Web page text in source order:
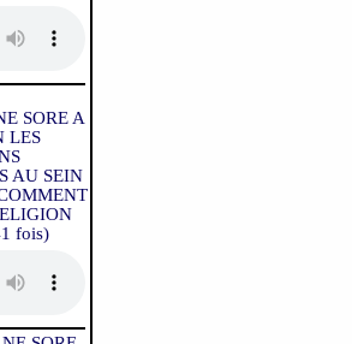
SORE A
LES
AU SEIN
fois)